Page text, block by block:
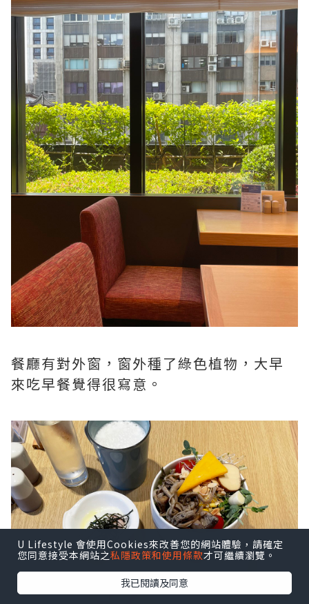
餐廳有對外窗，窗外種了綠色植物，大早
來吃早餐覺得很寫意。
U Lifestyle 會使用Cookies來改善您的網站體驗，請確定
您同意接受本網站之私隱政策和使用條款才可繼續瀏覽。
我已閱讀及同意